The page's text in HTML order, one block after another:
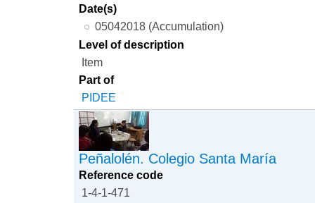
Date(s)
05042018 (Accumulation)
Level of description
Item
Part of
PIDEE
Peñalolén. Colegio Santa María
Reference code
1-4-1-471